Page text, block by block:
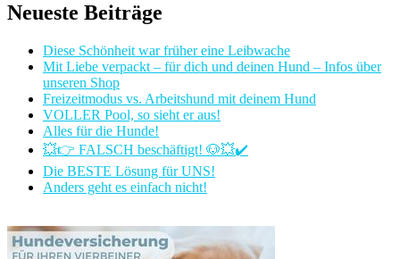
Neueste Beiträge
Diese Schönheit war früher eine Leibwache
Mit Liebe verpackt – für dich und deinen Hund – Infos über
unseren Shop
Freizeitmodus vs. Arbeitshund mit deinem Hund
VOLLER Pool, so sieht er aus!
Alles für die Hunde!
💥👉 FALSCH beschäftigt! 🐶💥✔️
Die BESTE Lösung für UNS!
Anders geht es einfach nicht!